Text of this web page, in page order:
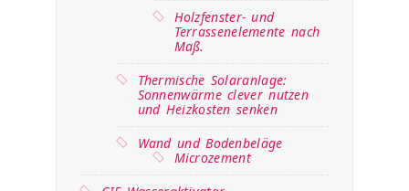
Holzfenster- und
Terrassenelemente nach
Maß.
Thermische Solaranlage:
Sonnenwärme clever nutzen
und Heizkosten senken
Wand und Bodenbeläge
Microzement